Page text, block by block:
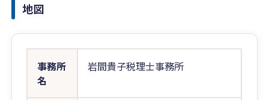
地図
事務所
名
岩間貴子税理士事務所